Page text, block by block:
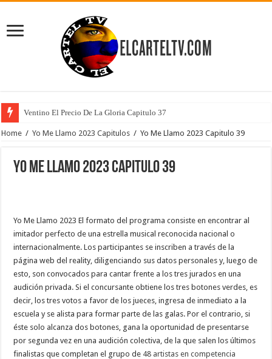
Ventino El Precio De La Gloria Capitulo 37
Home / Yo Me Llamo 2023 Capitulos / Yo Me Llamo 2023 Capitulo 39
Yo Me Llamo 2023 Capitulo 39
Yo Me Llamo 2023 El formato del programa consiste en encontrar al
imitador perfecto de una estrella musical reconocida nacional o
internacionalmente. Los participantes se inscriben a través de la
página web del reality, diligenciando sus datos personales y, luego de
esto, son convocados para cantar frente a los tres jurados en una
audición privada. Si el concursante obtiene los tres botones verdes, es
decir, los tres votos a favor de los jueces, ingresa de inmediato a la
escuela y se alista para formar parte de las galas. Por el contrario, si
éste solo alcanza dos botones, gana la oportunidad de presentarse
por segunda vez en una audición colectiva, de la que salen los últimos
finalistas que completan el grupo de 48 artistas en competencia